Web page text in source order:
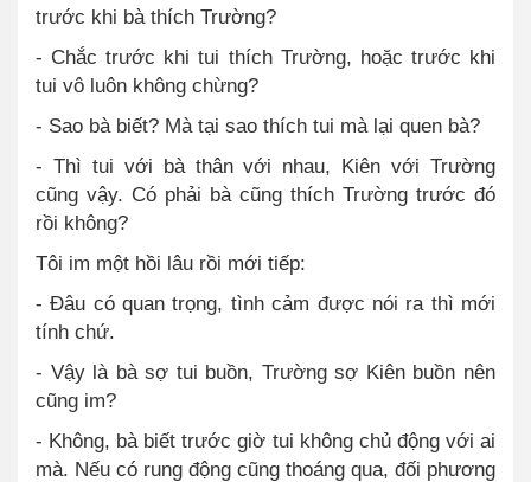
trước khi bà thích Trường?
- Chắc trước khi tui thích Trường, hoặc trước khi
tui vô luôn không chừng?
- Sao bà biết? Mà tại sao thích tui mà lại quen bà?
- Thì tui với bà thân với nhau, Kiên với Trường
cũng vậy. Có phải bà cũng thích Trường trước đó
rồi không?
Tôi im một hồi lâu rồi mới tiếp:
-Đâu có quan trọng, tình cảm được nói ra thì mới
tính chứ.
- Vậy là bà sợ tui buồn, Trường sợ Kiên buồn nên
cũng im?
- Không, bà biết trước giờ tui không chủ động với ai
mà. Nếu có rung động cũng thoáng qua, đối phương